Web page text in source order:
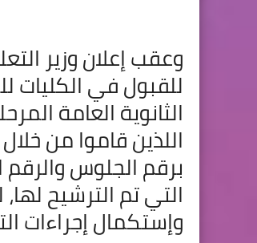
وعقب إعلان وزير
للقبول في الكليات
الثانوية العامة
اللذين قاموا من
برقم الجلوس
التي تم الترشيح
وإستكمال إجراءات